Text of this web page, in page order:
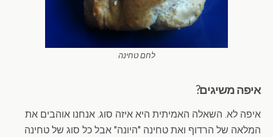
לחם טחינה
איפה משיגים?
איפה לא. השאלה האמיתית היא איזה סוג. אנחנו אוהבים את
המלאה של הרדוף ואת טחינה "היונה" אבל כל סוג של טחינה